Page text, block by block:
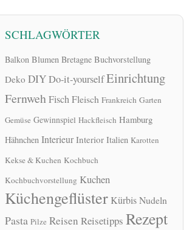
SCHLAGWÖRTER
Balkon Blumen Bretagne Buchvorstellung
Deko DIYDo-it-yourselfEinrichtung
FernwehFischFleisch Frankreich Garten
Gemüse Gewinnspiel Hackfleisch Hamburg
Hähnchen Interieur Interior Italien Karotten
Kekse & Kuchen Kochbuch
Kochbuchvorstellung Kuchen
Küchengeflüster KürbisNudeln
Pasta Pilze Reisen Reisetipps Rezept